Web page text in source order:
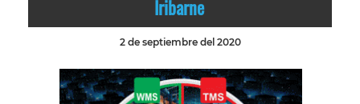
Iribarne
2 de septiembre del 2020